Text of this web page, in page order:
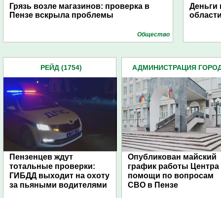
Грязь возле магазинов: проверка в
Пензе вскрыла проблемы
Общество
Деньги
РЕЙД (1754)
Пензенцев ждут
тотальные проверки:
ГИБДД выходит на охоту
за пьяными водителями
АДМИНИСТРАЦИЯ
Опубликован майский
график работы Центра
помощи по вопросам
СВО в Пензе